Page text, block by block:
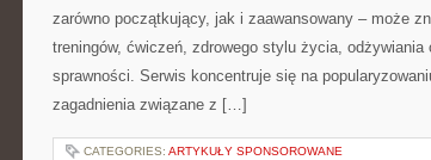
zarówno początkujący, jak i zaawansowany – może
treningów, ćwiczeń, zdrowego stylu życia, odżywiania
sprawności. Serwis koncentruje się na
zagadnienia związane z […]
CATEGORIES: ARTYKUŁY SPONSOROWANE